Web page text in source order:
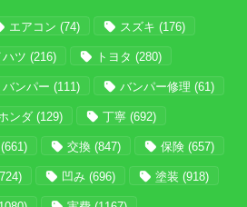
エアコン (74) スズキ (176)
ハツ (216) トヨタ (280)
バンパー (111) バンパー修理 (61)
ンダ (129) 丁寧 (692)
(661) 交換 (847) 保険 (657)
凹み (696) 塗装 (918)